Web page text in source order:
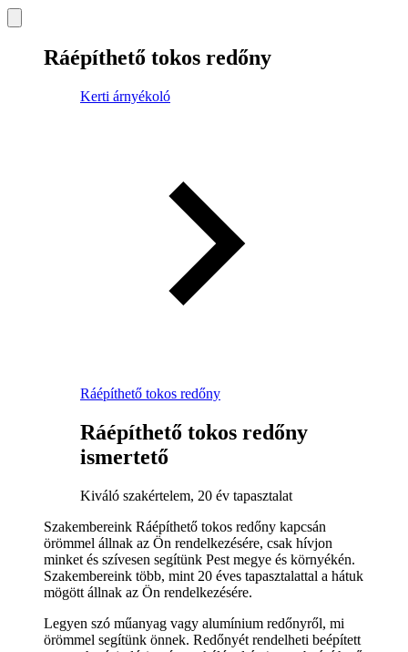
Ráépíthető tokos redőny
Kerti árnyékoló
Ráépíthető tokos redőny
Ráépíthető tokos redőny
ismertető
Kiváló szakértelem, 20 év tapasztalat
Szakembereink Ráépíthető tokos redőny kapcsán
örömmel állnak az Ön rendelkezésére, csak hívjon
minket és szívesen segítünk Pest megye és környékén.
Szakembereink több, mint 20 éves tapasztalattal a hátuk
mögött állnak az Ön rendelkezésére.
Legyen szó műanyag vagy alumínium redőnyről, mi
örömmel segítünk önnek. Redőnyét rendelheti beépített